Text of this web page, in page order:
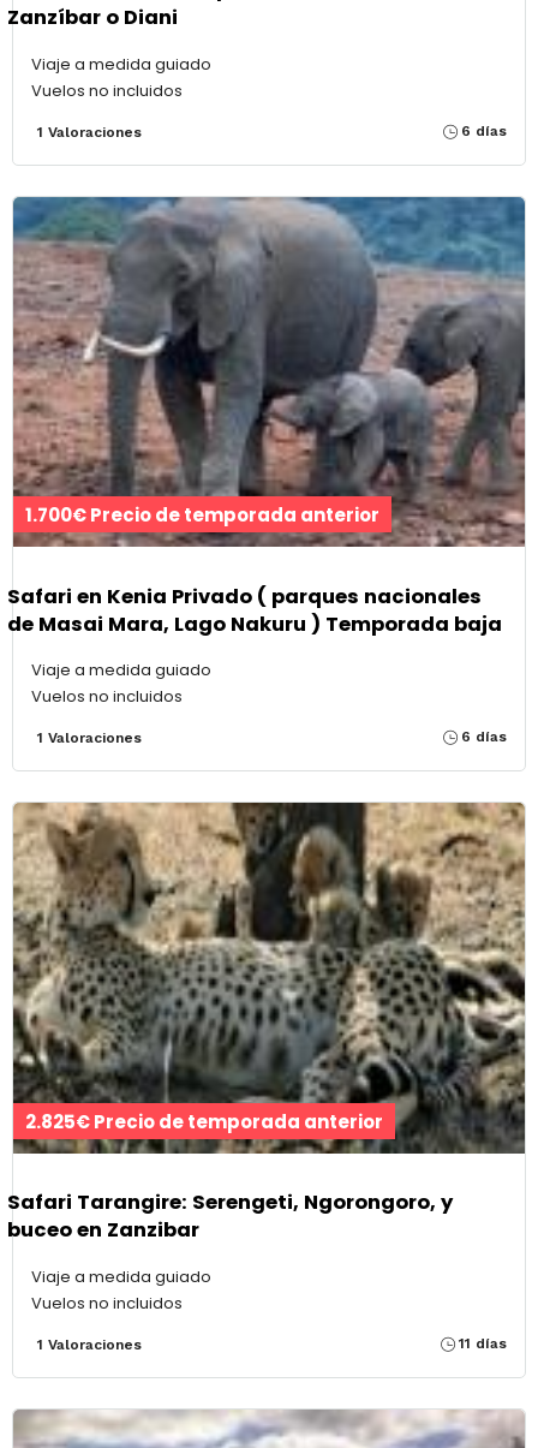
Zanzíbar o Diani
Viaje a medida guiado
Vuelos no incluidos
1 Valoraciones 6 días
1.700€ Precio de temporada anterior
Safari en Kenia Privado ( parques nacionales
de Masai Mara, Lago Nakuru ) Temporada baja
Viaje a medida guiado
Vuelos no incluidos
1 Valoraciones 6 días
2.825€ Precio de temporada anterior
Safari Tarangire: Serengeti, Ngorongoro, y
buceo en Zanzibar
Viaje a medida guiado
Vuelos no incluidos
1 Valoraciones 11 días